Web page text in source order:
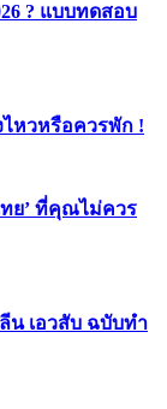
? แบบทดสอบ
ไหวหรือควรพัก !
ย’ ที่คุณไม่ควร
น เอวสับ ฉบับทำ